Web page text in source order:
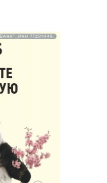
ИНН 772511448.